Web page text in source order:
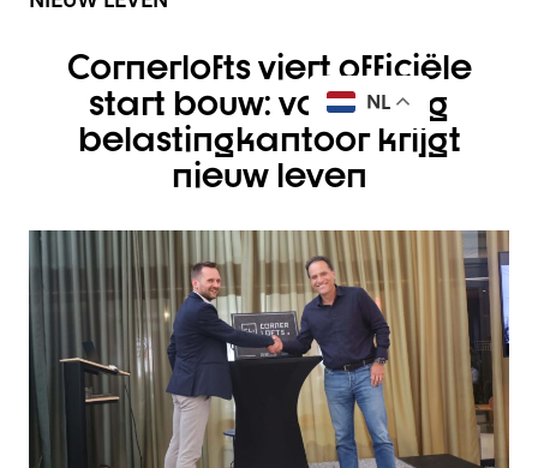
Cornerlofts viert officiële
start bouw: voormalig
belastingkantoor krijgt
nieuw leven
NL